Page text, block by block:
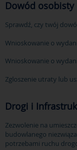
Dowód osobisty
Sprawdź, czy twój
Wnioskowanie o
Wnioskowanie o
Zgloszenie utraty lub
Drogi i
Zezwolenie na
budowlanego
potrzebami ruchu